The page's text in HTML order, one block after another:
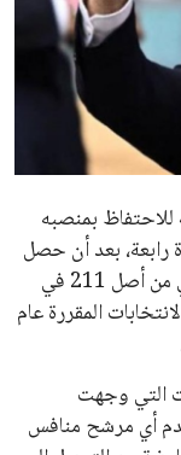
رابعة في رئاسة فيفا
يسعى لامتلاك حصة
تحقق من قهوتك المغشوشة 7 علامات تدل